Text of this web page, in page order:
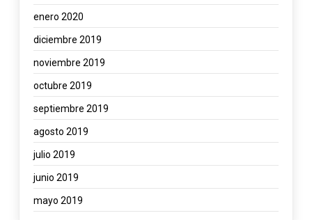
enero 2020
diciembre 2019
noviembre 2019
octubre 2019
septiembre 2019
agosto 2019
julio 2019
junio 2019
mayo 2019